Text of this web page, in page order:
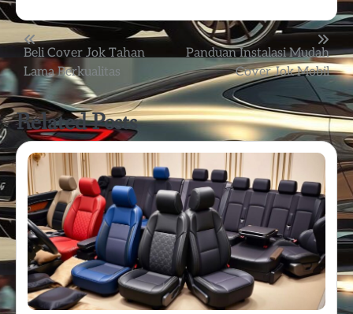
Post
navigation
Beli Cover Jok Tahan
Lama Berkualitas
Panduan Instalasi Mudah
Cover Jok Mobil
Related Posts